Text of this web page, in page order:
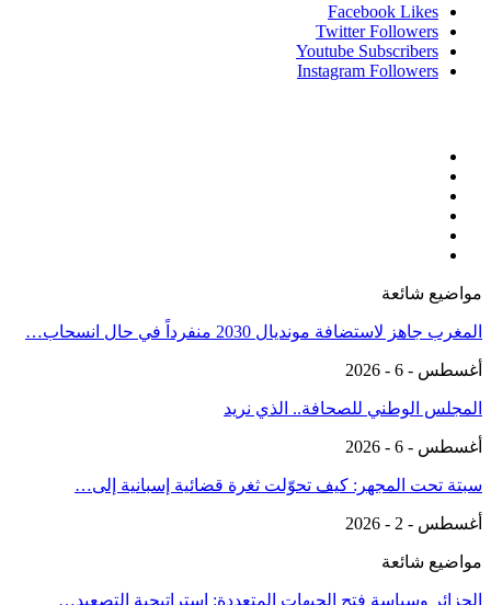
Facebook Likes
Twitter Followers
Youtube Subscribers
Instagram Followers
مواضيع شائعة
المغرب جاهز لاستضافة مونديال 2030 منفرداً في حال انسحاب…
أغسطس - 6 - 2026
المجلس الوطني للصحافة.. الذي نريد
أغسطس - 6 - 2026
سبتة تحت المجهر: كيف تحوّلت ثغرة قضائية إسبانية إلى…
أغسطس - 2 - 2026
مواضيع شائعة
الجزائر وسياسة فتح الجبهات المتعددة: استراتيجية التصعيد…